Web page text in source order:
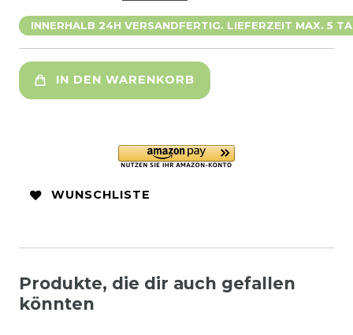
INNERHALB 24H VERSANDFERTIG. LIEFERZEIT MAX. 5
IN DEN WARENKORB
WUNSCHLISTE
Produkte, die dir auch gefallen
könnten